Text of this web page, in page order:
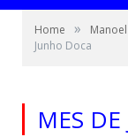
Home »
Junho Doca
MES